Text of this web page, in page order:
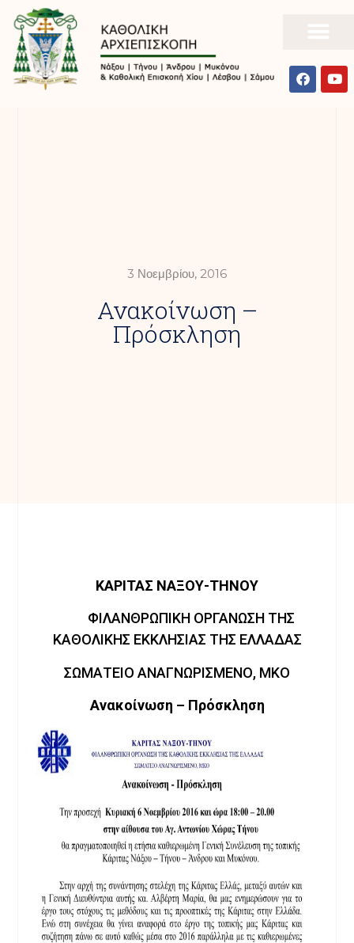
3 Νοεμβρίου, 2016
Ανακοίνωση –
Πρόσκληση
ΚΑΡΙΤΑΣ ΝΑΞΟΥ-ΤΗΝΟΥ
ΦΙΛΑΝΘΡΩΠΙΚΗ ΟΡΓΑΝΩΣΗ ΤΗΣ
ΚΑΘΟΛΙΚΗΣ ΕΚΚΛΗΣΙΑΣ ΤΗΣ ΕΛΛΑΔΑΣ
ΣΩΜΑΤΕΙΟ ΑΝΑΓΝΩΡΙΣΜΕΝΟ, ΜΚΟ
Ανακοίνωση – Πρόσκληση